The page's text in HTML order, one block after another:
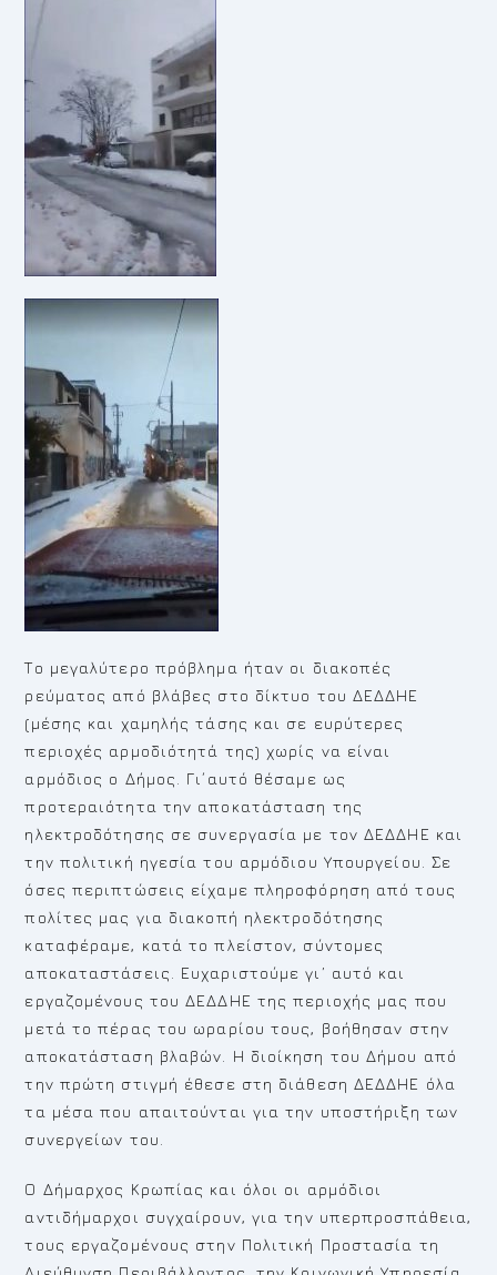
Το μεγαλύτερο πρόβλημα ήταν οι διακοπές
ρεύματος από βλάβες στο δίκτυο του ΔΕΔΔΗΕ
(μέσης και χαμηλής τάσης και σε ευρύτερες
περιοχές αρμοδιότητά της) χωρίς να είναι
αρμόδιος ο Δήμος. Γι΄αυτό θέσαμε ως
προτεραιότητα την αποκατάσταση της
ηλεκτροδότησης σε συνεργασία με τον ΔΕΔΔΗΕ και
την πολιτική ηγεσία του αρμόδιου Υπουργείου. Σε
όσες περιπτώσεις είχαμε πληροφόρηση από τους
πολίτες μας για διακοπή ηλεκτροδότησης
καταφέραμε, κατά το πλείστον, σύντομες
αποκαταστάσεις. Ευχαριστούμε γι’ αυτό και
εργαζομένους του ΔΕΔΔΗΕ της περιοχής μας που
μετά το πέρας του ωραρίου τους, βοήθησαν στην
αποκατάσταση βλαβών. Η διοίκηση του Δήμου από
την πρώτη στιγμή έθεσε στη διάθεση ΔΕΔΔΗΕ όλα
τα μέσα που απαιτούνται για την υποστήριξη των
συνεργείων του.
Ο Δήμαρχος Κρωπίας και όλοι οι αρμόδιοι
αντιδήμαρχοι συγχαίρουν, για την υπερπροσπάθεια,
τους εργαζομένους στην Πολιτική Προστασία τη